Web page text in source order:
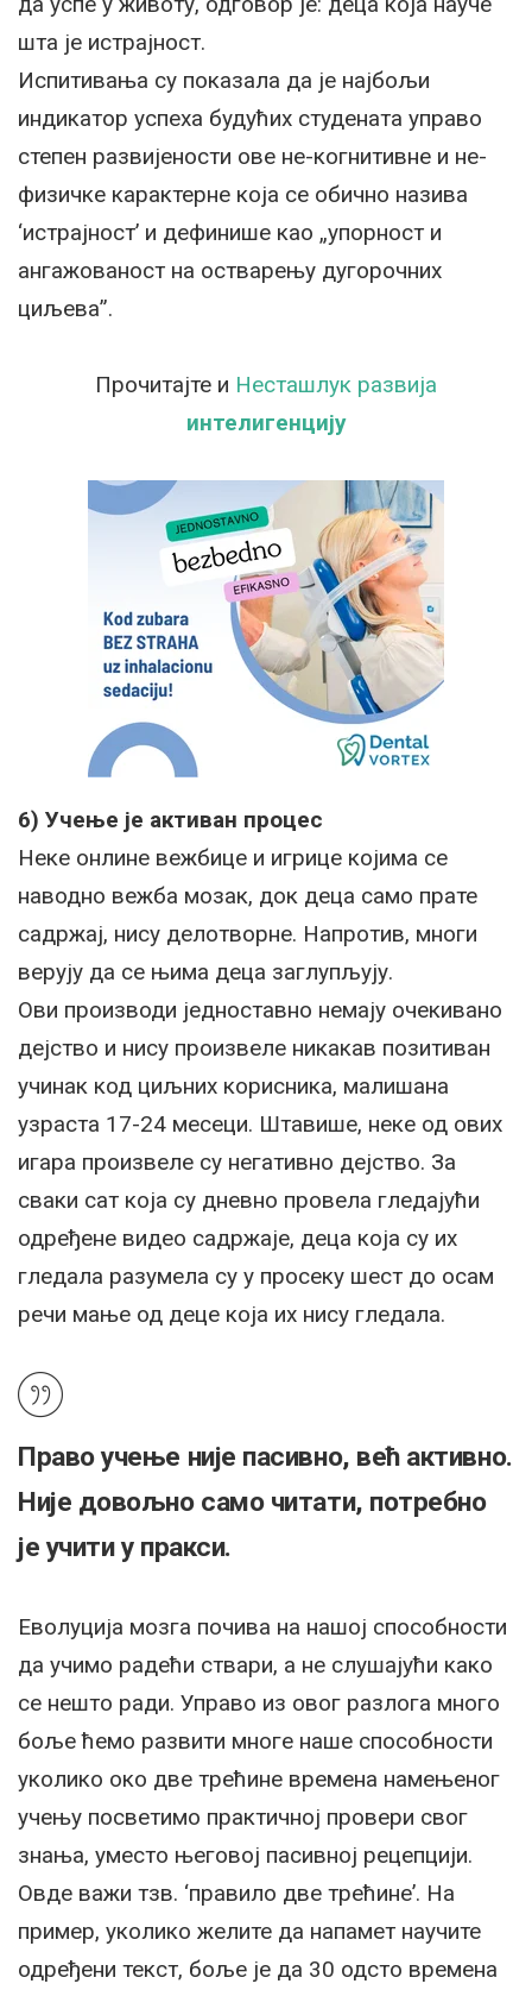
шта је истрајност.
Испитивања су показала да је најбољи
индикатор успеха будућих студената управо
степен развијености ове не-когнитивне и не-
физичке карактерне која се обично назива
‘истрајност’ и дефинише као „упорност и
ангажованост на остварењу дугорочних
циљева”.
Прочитајте и Несташлук развија
интелигенцију
6) Учење је активан процес
Неке онлине вежбице и игрице којима се
наводно вежба мозак, док деца само прате
садржај, нису делотворне. Напротив, многи
верују да се њима деца заглупљују.
Ови производи једноставно немају очекивано
дејство и нису произвеле никакав позитиван
учинак код циљних корисника, малишана
узраста 17-24 месеци. Штавише, неке од ових
игара произвеле су негативно дејство. За
сваки сат која су дневно провела гледајући
одређене видео садржаје, деца која су их
гледала разумела су у просеку шест до осам
речи мање од деце која их нису гледала.
Право учење није пасивно, већ активно.
Није довољно само читати, потребно
је учити у пракси.
Еволуција мозга почива на нашој способности
да учимо радећи ствари, а не слушајући како
се нешто ради. Управо из овог разлога много
боље ћемо развити многе наше способности
уколико око две трећине времена намењеног
учењу посветимо практичној провери свог
знања, уместо његовој пасивној рецепцији.
Овде важи тзв. ‘правило две трећине’. На
пример, уколико желите да напамет научите
одређени текст, боље је да 30 одсто времена